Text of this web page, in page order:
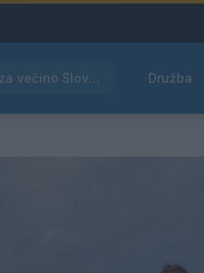
Rdeče opozorilo za večino Slovenije, temperature bodo segale do 39 °C Družba